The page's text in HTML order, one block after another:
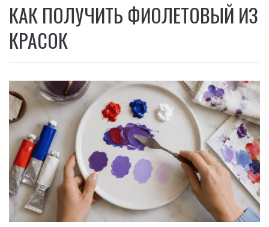
КАК ПОЛУЧИТЬ ФИОЛЕТОВЫЙ ИЗ
КРАСОК